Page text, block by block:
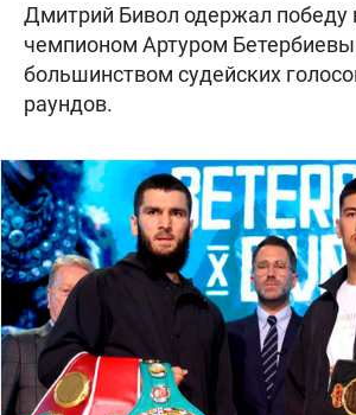
Дмитрий Бивол одержал победу
чемпионом Артуром
большинством судейских
раундов.